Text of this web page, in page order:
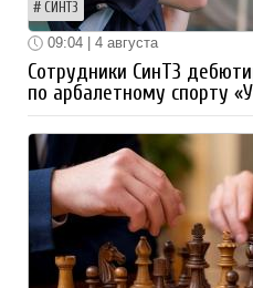
СИНТЗ
09:04 | 4 августа
Сотрудники СинТЗ
по арбалетному спорту